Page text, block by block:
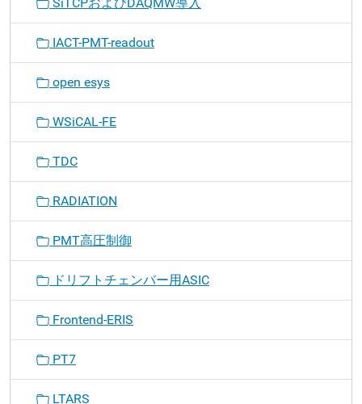
SiTCPおよびDAQMW導入
IACT-PMT-readout
open esys
WSiCAL-FE
TDC
RADIATION
PMT高圧制御
ドリフトチェンバー用ASIC
Frontend-ERIS
PT7
LTARS